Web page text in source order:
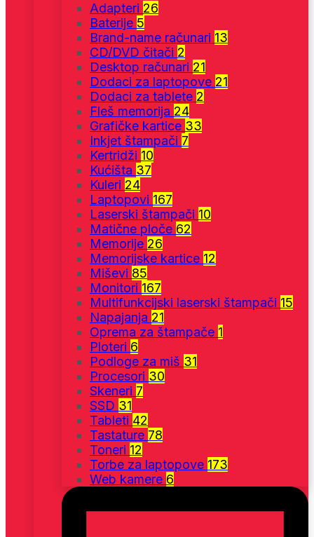
Adapteri 26
Baterije 5
Brand-name računari 13
CD/DVD čitači 2
Desktop računari 21
Dodaci za laptopove 21
Dodaci za tablete 2
Fleš memorija 24
Grafičke kartice 33
Inkjet štampači 7
Kertridži 10
Kućišta 37
Kuleri 24
Laptopovi 167
Laserski štampači 10
Matične ploče 62
Memorije 26
Memorijske kartice 12
Miševi 85
Monitori 167
Multifunkcijski laserski štampači 15
Napajanja 21
Oprema za štampače 1
Ploteri 6
Podloge za miš 31
Procesori 30
Skeneri 7
SSD 31
Tableti 42
Tastature 78
Toneri 12
Torbe za laptopove 173
Web kamere 6